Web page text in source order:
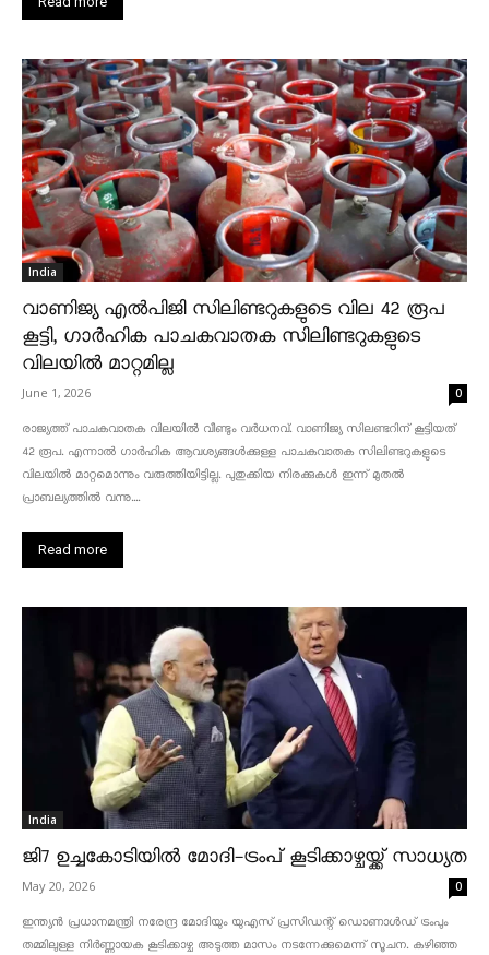
India
വാണിജ്യ എൽപിജി സിലിണ്ടറുകളുടെ വില 42 രൂപ
കൂട്ടി, ഗാർഹിക പാചകവാതക സിലിണ്ടറുകളുടെ
വിലയിൽ മാറ്റമില്ല
June 1, 2026 0
രാജ്യത്ത് പാചകവാതക വിലയിൽ വീണ്ടും വർധനവ്. വാണിജ്യ സിലണ്ടറിന് കൂട്ടിയത്
42 രൂപ. എന്നാൽ ഗാർഹിക ആവശ്യങ്ങൾക്കുള്ള പാചകവാതക സിലിണ്ടറുകളുടെ
വിലയിൽ മാറ്റമൊന്നും വരുത്തിയിട്ടില്ല. പുതുക്കിയ നിരക്കുകൾ ഇന്ന് മുതൽ
പ്രാബല്യത്തിൽ വന്നു....
Read more
India
ജി7 ഉച്ചകോടിയിൽ മോദി-ട്രംപ് കൂടിക്കാഴ്ചയ്ക്ക് സാധ്യത
May 20, 2026 0
ഇന്ത്യൻ പ്രധാനമന്ത്രി നരേന്ദ്ര മോദിയും യുഎസ് പ്രസിഡന്റ് ഡൊണാൾഡ് ട്രംപും
തമ്മിലുള്ള നിർണ്ണായക കൂടിക്കാഴ്ച അടുത്ത മാസം നടന്നേക്കുമെന്ന് സൂചന. കഴിഞ്ഞ